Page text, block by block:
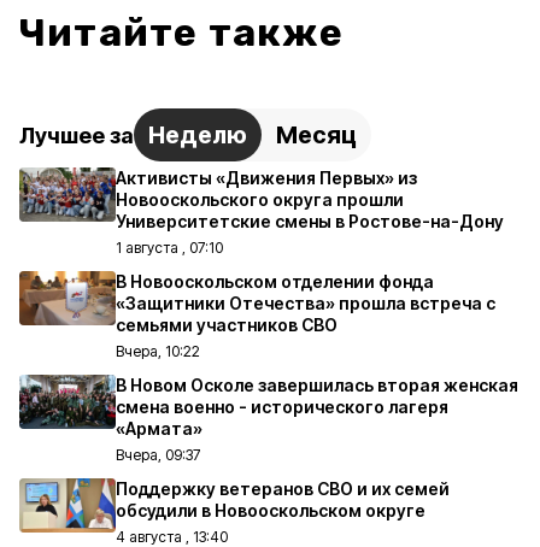
Читайте также
Лучшее за Неделю Месяц
Активисты «Движения Первых» из
Новооскольского округа прошли
Университетские смены в Ростове-на-Дону
1 августа , 07:10
В Новооскольском отделении фонда
«Защитники Отечества» прошла встреча с
семьями участников СВО
Вчера, 10:22
В Новом Осколе завершилась вторая женская
смена военно - исторического лагеря
«Армата»
Вчера, 09:37
Поддержку ветеранов СВО и их семей
обсудили в Новооскольском округе
4 августа , 13:40